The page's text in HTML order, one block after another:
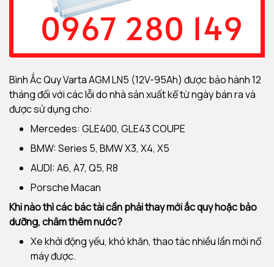
Bình Ắc Quy Varta AGM LN5 (12V-95Ah) được bảo hành 12
tháng đối với các lỗi do nhà sản xuất kể từ ngày bán ra và
được sử dụng cho:
Mercedes: GLE400, GLE43 COUPE
BMW: Series 5, BMW X3, X4, X5
AUDI: A6, A7, Q5, R8
Porsche Macan
Khi nào thì các bác tài cần phải thay mới ắc quy hoặc bảo
dưỡng, châm thêm nước?
Xe khởi động yếu, khó khăn, thao tác nhiều lần mới nổ
máy được.